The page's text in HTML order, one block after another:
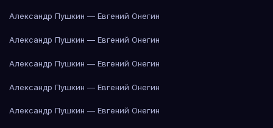
Александр Пушкин — Евгений Онегин
Александр Пушкин — Евгений Онегин
Александр Пушкин — Евгений Онегин
Александр Пушкин — Евгений Онегин
Александр Пушкин — Евгений Онегин